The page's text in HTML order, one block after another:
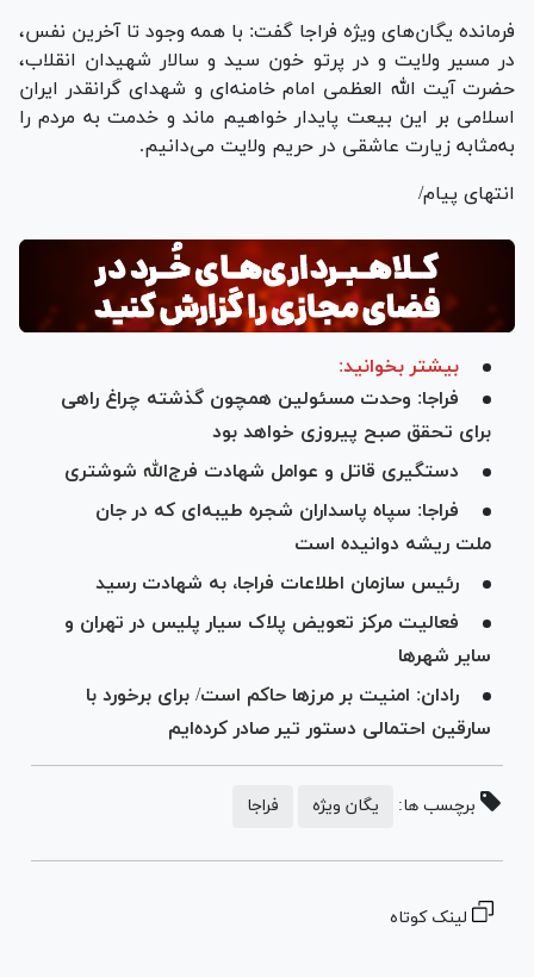
فرمانده یگان‌های ویژه فراجا گفت: با همه وجود تا آخرین نفس،
در مسیر ولایت و در پرتو خون سید و سالار شهیدان انقلاب،
حضرت آیت الله العظمی امام خامنه‌ای و شهدای گرانقدر ایران
اسلامی بر این بیعت پایدار خواهیم ماند و خدمت به مردم را
به‌مثابه زیارت عاشقی در حریم ولایت می‌دانیم.
انتهای پیام/
بیشتر بخوانید:
فراجا: وحدت مسئولین همچون گذشته چراغ راهی
برای تحقق صبح پیروزی خواهد بود
دستگیری قاتل و عوامل شهادت فرج‌الله شوشتری
فراجا: سپاه پاسداران شجره‌‌ طیبه‌ای که در جان
ملت ریشه دوانیده است
رئیس سازمان اطلاعات فراجا، به شهادت رسید
فعالیت مرکز تعویض پلاک سیار پلیس در تهران و
سایر شهر‌ها
رادان: امنیت بر مرز‌ها حاکم است/ برای برخورد با
سارقین احتمالی دستور تیر صادر کرده‌ایم
برچسب ها: یگان ویژه فراجا
لینک کوتاه